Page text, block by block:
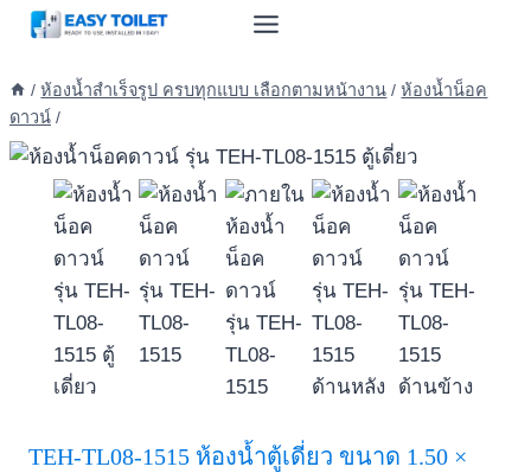
Skip
content
/ ห้องน้ำสำเร็จรูป ครบทุกแบบ เลือกตามหน้างาน / ห้องน้ำน็อค
ดาวน์ /
TEH-TL08-1515 ห้องน้ำตู้เดี่ยว ขนาด 1.50 ×